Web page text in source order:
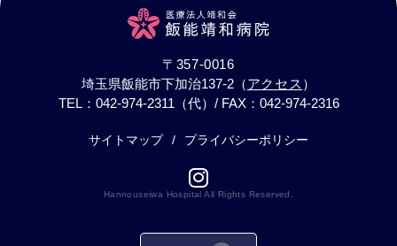
〒357-0016
埼玉県飯能市下加治137-2（アクセス ）
TEL：042-974-2311（代） / FAX：042-974-2316
サイトマップ プライバシーポリシー
Hannouseiwa Hospital All Rights Reserved.